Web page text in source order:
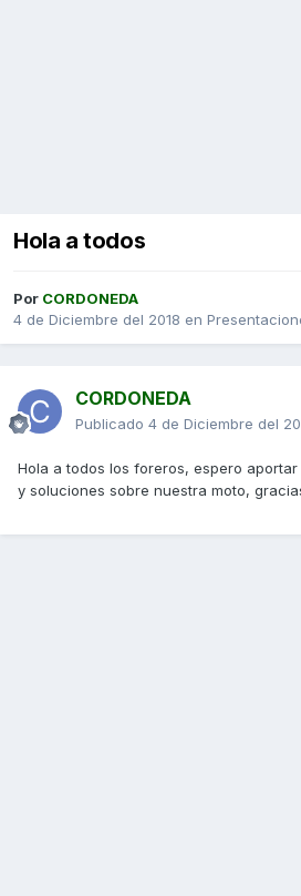
Hola a todos
Por CORDONEDA
4 de Diciembre del 2018 en
CORDONEDA
Publicado 4 de Diciembre del
Hola a todos los foreros, espero
y soluciones sobre nuestra moto,